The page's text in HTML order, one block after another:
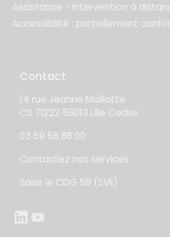
Assistance - intervention à
Accessibilité : partiellement
Contact
14 rue Jeanne Maillotte
CS 71222 59013 Lille Cedex
03 59 56 88 00
Contactez nos services
Saisir le CDG 59 (SVE)